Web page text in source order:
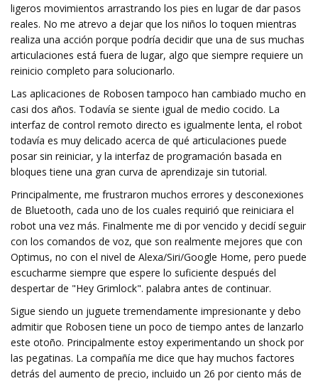
ligeros movimientos arrastrando los pies en lugar de dar pasos
reales. No me atrevo a dejar que los niños lo toquen mientras
realiza una acción porque podría decidir que una de sus muchas
articulaciones está fuera de lugar, algo que siempre requiere un
reinicio completo para solucionarlo.
Las aplicaciones de Robosen tampoco han cambiado mucho en
casi dos años. Todavía se siente igual de medio cocido. La
interfaz de control remoto directo es igualmente lenta, el robot
todavía es muy delicado acerca de qué articulaciones puede
posar sin reiniciar, y la interfaz de programación basada en
bloques tiene una gran curva de aprendizaje sin tutorial.
Principalmente, me frustraron muchos errores y desconexiones
de Bluetooth, cada uno de los cuales requirió que reiniciara el
robot una vez más. Finalmente me di por vencido y decidí seguir
con los comandos de voz, que son realmente mejores que con
Optimus, no con el nivel de Alexa/Siri/Google Home, pero puede
escucharme siempre que espere lo suficiente después del
despertar de "Hey Grimlock". palabra antes de continuar.
Sigue siendo un juguete tremendamente impresionante y debo
admitir que Robosen tiene un poco de tiempo antes de lanzarlo
este otoño. Principalmente estoy experimentando un shock por
las pegatinas. La compañía me dice que hay muchos factores
detrás del aumento de precio, incluido un 26 por ciento más de